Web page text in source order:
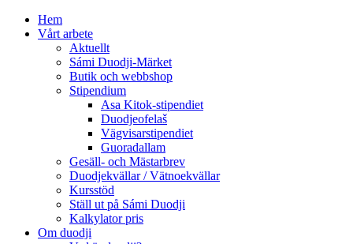
Hem
Vårt arbete
Aktuellt
Sámi Duodji-Märket
Butik och webbshop
Stipendium
Asa Kitok-stipendiet
Duodjeofelaš
Vägvisarstipendiet
Guoradallam
Gesäll- och Mästarbrev
Duodjekvällar / Vätnoekvällar
Kursstöd
Ställ ut på Sámi Duodji
Kalkylator pris
Om duodji